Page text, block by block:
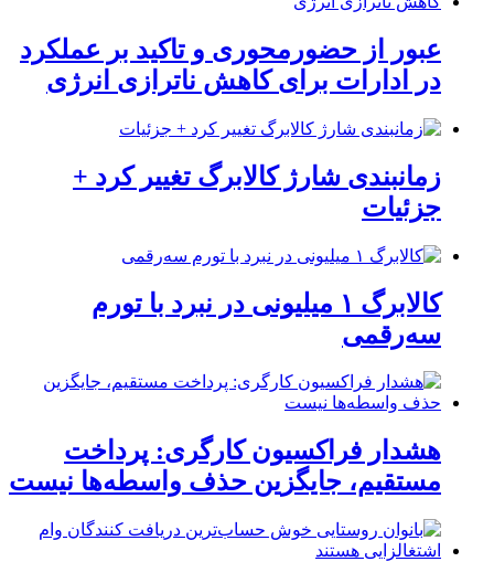
عبور از حضورمحوری و تاکید بر عملکرد
در ادارات برای کاهش ناترازی انرژی
زمانبندی شارژ کالابرگ تغییر کرد +
جزئیات
کالابرگ ۱ میلیونی در نبرد با تورم
سه‌رقمی
هشدار فراکسیون کارگری: پرداخت
مستقیم، جایگزین حذف واسطه‌ها نیست